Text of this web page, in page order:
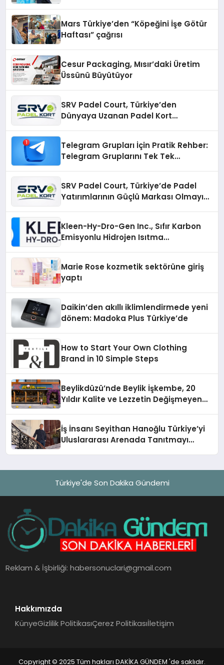
Mars Türkiye’den “Köpeğini İşe Götür
Haftası” çağrısı
Cesur Packaging, Mısır’daki Üretim
Üssünü Büyütüyor
SRV Padel Court, Türkiye’den
Dünyaya Uzanan Padel Kort
Telegram Grupları İçin Pratik Rehber:
Telegram Gruplarını Tek Tek
SRV Padel Court, Türkiye’de Padel
Yatırımlarının Güçlü Markası Olmayı
Kleen-Hy-Dro-Gen Inc., Sıfır Karbon
Emisyonlu Hidrojen Isıtma
Marie Rose kozmetik sektörüne giriş
yaptı
Daikin’den akıllı iklimlendirmede yeni
dönem: Madoka Plus Türkiye’de
How to Start Your Own Clothing
Brand in 10 Simple Steps
Beylikdüzü’nde Beylik İşkembe, 20
Yıldır Kalite ve Lezzetin Değişmeyen
İş İnsanı Seyithan Hanoğlu Türkiye’yi
Uluslararası Arenada Tanıtmayı
Türkiye'de Son Dakika Gündemi
Reklam & İşbirliği:habersonuclari@gmail.com
Hakkımızda
KünyeGizlilik PolitikasıÇerez Politikasıİletişim
Copyright © 2025 Tüm hakları DAKİKA GÜNDEM 'de saklıdır.